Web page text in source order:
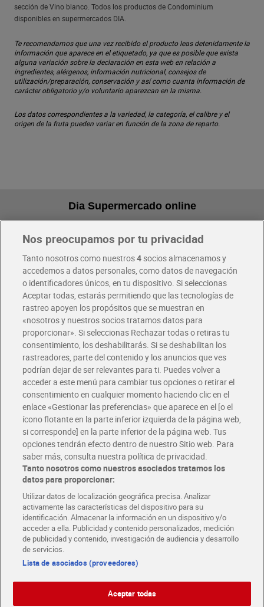
sección de Vino blanco. Todos los productos de Condominium
disponibles en supermercados DIA.
Te recomendamos que una vez recibido el producto leas detenidamente la
información que aparece en el etiquetado, ya que es posible que exista
alguna variación sobre la declaración en esta web en relación a
ingredientes, alérgenos, información nutricional, consejos de
utilización/preparación, conservación y así como cuanta información de
carácter obligatorio y/o voluntario aparezcan en la misma.
Los datos correspondientes a la variedad, la categoría, el calibre y el
origen de la fruta pueden variar en función de la zona de reparto.
Dia Supermercado online
Pide hoy, recibe hoy
Envío gratis por compras superiores a 100€
Envío estandar por 4,99€
Glovo y Uber Eats
Solicita tu factura de Glovo o Uber Eats
Únete al CLUB Dia
Disfruta las ventajas y ofertas exclusivas.
Descárgate la APP Dia
Folletos y Tiendas
Descubre las mejores ofertas y busca tu tienda más cercana
Tarjeta MaX Dia
Te devuelve hasta 8€/mes de tus compras.
¡Solicita tu tarjeta de crédito aquí!
COMER MEJOR CADA DIA
COLABORA CON DIA ABRE TU TIENDA DIA CORPORATE
Nos preocupamos por tu privacidad
Tanto nosotros como nuestros4socios almacenamos y
accedemos a datos personales, como datos de navegación
o identificadores únicos, en tu dispositivo. Si seleccionas
Aceptar todas, estarás permitiendo que las tecnologías de
rastreo apoyen los propósitos que se muestran en
«nosotros y nuestros socios tratamos datos para
proporcionar». Si seleccionas Rechazar todas o retiras tu
consentimiento, los deshabilitarás. Si se deshabilitan los
rastreadores, parte del contenido y los anuncios que ves
podrían dejar de ser relevantes para ti. Puedes volver a
acceder a este menú para cambiar tus opciones o retirar el
consentimiento en cualquier momento haciendo clic en el
enlace «Gestionar las preferencias» que aparece en el [o el
ícono flotante en la parte inferior izquierda de la página web,
si corresponde] en la parte inferior de la página web. Tus
opciones tendrán efecto dentro de nuestro Sitio web. Para
saber más, consulta nuestra política de privacidad.
Tanto nosotros como nuestros asociados tratamos los
datos para proporcionar:
Utilizar datos de localización geográfica precisa. Analizar
activamente las características del dispositivo para su
identificación. Almacenar la información en un dispositivo y/o
acceder a ella. Publicidad y contenido personalizados, medición
de publicidad y contenido, investigación de audiencia y desarrollo
de servicios.
Lista de asociados (proveedores)
Aceptar todas